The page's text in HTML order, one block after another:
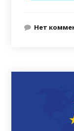
Нет